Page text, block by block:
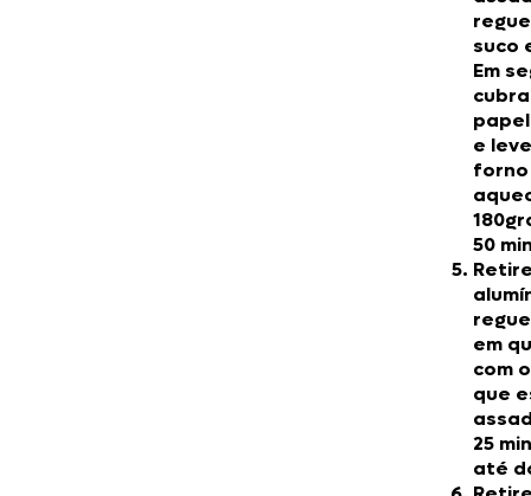
suco
Em
e
50
em
com
que
25
até